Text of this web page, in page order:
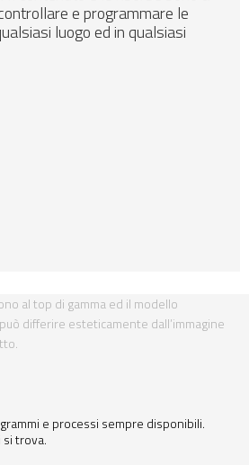
e programmare le
luogo ed in qualsiasi
al top di gamma ed il modello
differire esteticamente dall’immagine
e processi sempre disponibili.
trova.